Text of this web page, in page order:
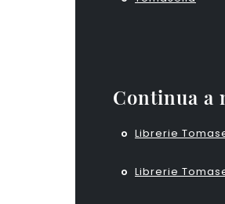
Continua a
Librerie
Librerie